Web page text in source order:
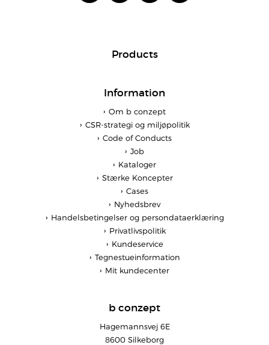
Products
Information
Om b conzept
CSR-strategi og miljøpolitik
Code of Conducts
Job
Kataloger
Stærke Koncepter
Cases
Nyhedsbrev
Handelsbetingelser og persondataerklæring
Privatlivspolitik
Kundeservice
Tegnestueinformation
Mit kundecenter
b conzept
Hagemannsvej 6E
8600 Silkeborg